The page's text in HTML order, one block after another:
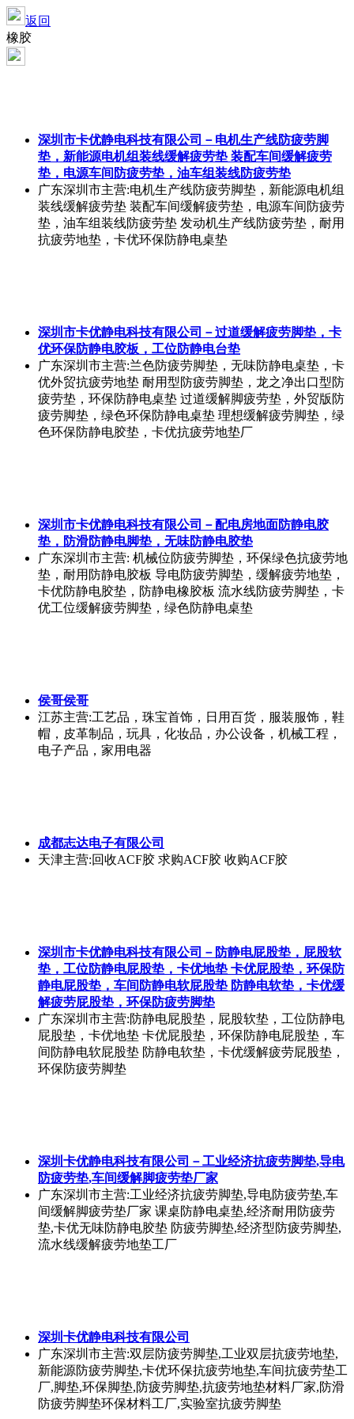
返回
橡胶
深圳市卡优静电科技有限公司－电机生产线防疲劳脚
垫，新能源电机组装线缓解疲劳垫 装配车间缓解疲劳
垫，电源车间防疲劳垫，油车组装线防疲劳垫
广东深圳市主营:电机生产线防疲劳脚垫，新能源电机组
装线缓解疲劳垫 装配车间缓解疲劳垫，电源车间防疲劳
垫，油车组装线防疲劳垫 发动机生产线防疲劳垫，耐用
抗疲劳地垫，卡优环保防静电桌垫
深圳市卡优静电科技有限公司－过道缓解疲劳脚垫，卡
优环保防静电胶板，工位防静电台垫
广东深圳市主营:兰色防疲劳脚垫，无味防静电桌垫，卡
优外贸抗疲劳地垫 耐用型防疲劳脚垫，龙之净出口型防
疲劳垫，环保防静电桌垫 过道缓解脚疲劳垫，外贸版防
疲劳脚垫，绿色环保防静电桌垫 理想缓解疲劳脚垫，绿
色环保防静电胶垫，卡优抗疲劳地垫厂
深圳市卡优静电科技有限公司－配电房地面防静电胶
垫，防滑防静电脚垫，无味防静电胶垫
广东深圳市主营: 机械位防疲劳脚垫，环保绿色抗疲劳地
垫，耐用防静电胶板 导电防疲劳脚垫，缓解疲劳地垫，
卡优防静电胶垫，防静电橡胶板 流水线防疲劳脚垫，卡
优工位缓解疲劳脚垫，绿色防静电桌垫
侯哥侯哥
江苏主营:工艺品，珠宝首饰，日用百货，服装服饰，鞋
帽，皮革制品，玩具，化妆品，办公设备，机械工程，
电子产品，家用电器
成都志达电子有限公司
天津主营:回收ACF胶 求购ACF胶 收购ACF胶
深圳市卡优静电科技有限公司－防静电屁股垫，屁股软
垫，工位防静电屁股垫，卡优地垫 卡优屁股垫，环保防
静电屁股垫，车间防静电软屁股垫 防静电软垫，卡优缓
解疲劳屁股垫，环保防疲劳脚垫
广东深圳市主营:防静电屁股垫，屁股软垫，工位防静电
屁股垫，卡优地垫 卡优屁股垫，环保防静电屁股垫，车
间防静电软屁股垫 防静电软垫，卡优缓解疲劳屁股垫，
环保防疲劳脚垫
深圳卡优静电科技有限公司－工业经济抗疲劳脚垫,导电
防疲劳垫,车间缓解脚疲劳垫厂家
广东深圳市主营:工业经济抗疲劳脚垫,导电防疲劳垫,车
间缓解脚疲劳垫厂家 课桌防静电桌垫,经济耐用防疲劳
垫,卡优无味防静电胶垫 防疲劳脚垫,经济型防疲劳脚垫,
流水线缓解疲劳地垫工厂
深圳卡优静电科技有限公司
广东深圳市主营:双层防疲劳脚垫,工业双层抗疲劳地垫,
新能源防疲劳脚垫,卡优环保抗疲劳地垫,车间抗疲劳垫工
厂,脚垫,环保脚垫,防疲劳脚垫,抗疲劳地垫材料厂家,防滑
防疲劳脚垫环保材料工厂,实验室抗疲劳脚垫